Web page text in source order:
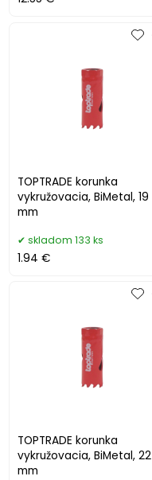
TOPTRADE korunka
vykružovacia, BiMetal, 19
mm
skladom 133 ks
1.94 €
TOPTRADE korunka
vykružovacia, BiMetal, 22
mm